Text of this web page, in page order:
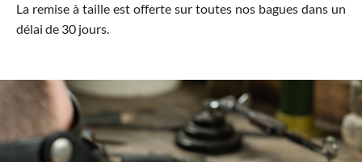
La remise à taille est offerte sur toutes nos bagues dans un
délai de 30 jours.